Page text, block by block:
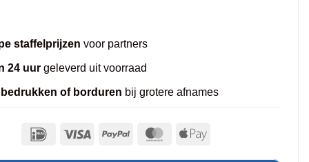
staffelprijzen voor partners
24 uurgeleverd uit voorraad
of borduren bij grotere afnames